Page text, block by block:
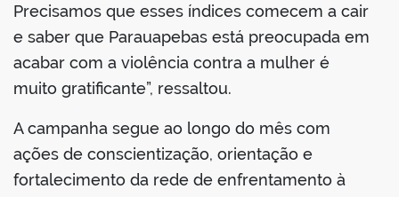
Precisamos que esses índices comecem a cair
e saber que Parauapebas está preocupada em
acabar com a violência contra a mulher é
muito gratificante”, ressaltou.
A campanha segue ao longo do mês com
ações de conscientização, orientação e
fortalecimento da rede de enfrentamento à